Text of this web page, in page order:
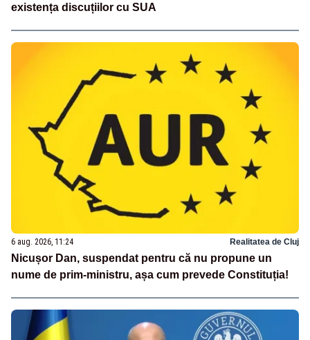
existența discuțiilor cu SUA
6 aug. 2026, 11:24 Realitatea de Cluj
Nicușor Dan, suspendat pentru că nu propune un
nume de prim-ministru, așa cum prevede Constituția!